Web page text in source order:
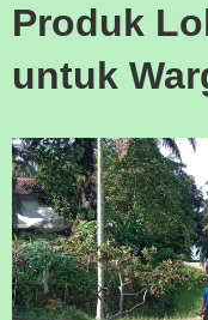
Produk
untuk